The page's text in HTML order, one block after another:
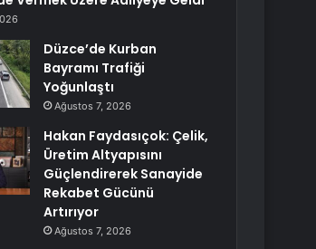
Düzce’de Kurban
Bayramı Trafiği
Yoğunlaştı
Ağustos 7, 2026
Hakan Faydasıçok: Çelik,
Üretim Altyapısını
Güçlendirerek Sanayide
Rekabet Gücünü
Artırıyor
Ağustos 7, 2026